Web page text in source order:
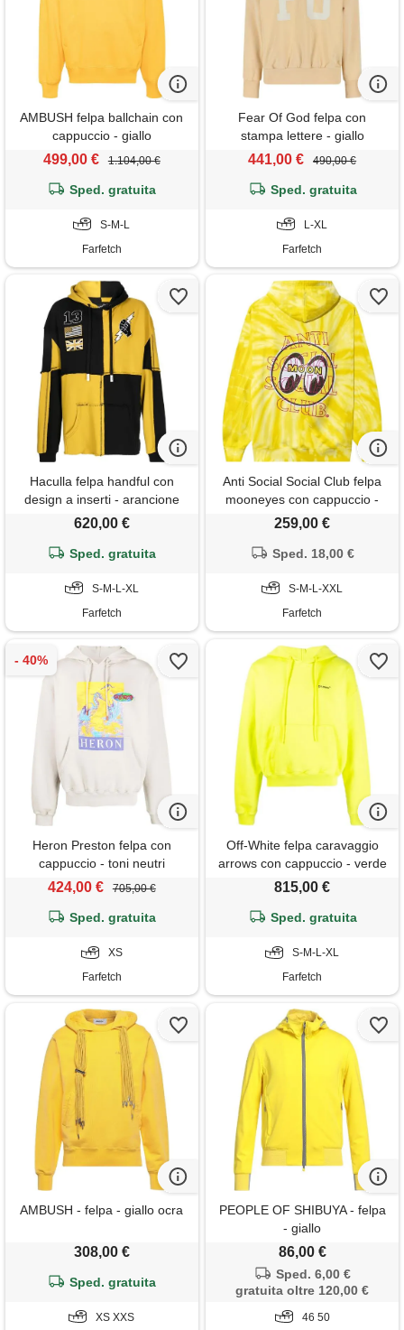
AMBUSH felpa ballchain con
cappuccio - giallo
499,00 € 1.104,00 €
Sped. gratuita
S-M-L
Farfetch
Fear Of God felpa con
stampa lettere - giallo
441,00 € 490,00 €
Sped. gratuita
L-XL
Farfetch
Haculla felpa handful con
design a inserti - arancione
620,00 €
Sped. gratuita
S-M-L-XL
Farfetch
Anti Social Social Club felpa
mooneyes con cappuccio -
giallo
259,00 €
Sped. 18,00 €
S-M-L-XXL
Farfetch
Heron Preston felpa con
cappuccio - toni neutri
424,00 € 705,00 €
Sped. gratuita
XS
Farfetch
Off-White felpa caravaggio
arrows con cappuccio - verde
815,00 €
Sped. gratuita
S-M-L-XL
Farfetch
AMBUSH - felpa - giallo ocra
308,00 €
Sped. gratuita
XS XXS
PEOPLE OF SHIBUYA - felpa
- giallo
86,00 €
Sped. 6,00 €
gratuita oltre 120,00 €
46 50